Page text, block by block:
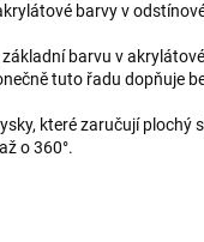
barvy v
barvu v
tuto řadu dopňuje
které zaručují plochý
o 360°.